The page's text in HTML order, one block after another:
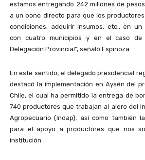
estamos entregando 242 millones de
a un bono directo para que los
condiciones, adquirir insumos, etc., en
con cuatro municipios y en el caso de
Delegación Provincial”, señaló Espinoza.
En este sentido, el delegado presidencial
destacó la implementación en Aysén del
Chile, el cual ha permitido la entrega de
740 productores que trabajan al alero del
Agropecuario (Indap), así como también
para el apoyo a productores que nos
institución.